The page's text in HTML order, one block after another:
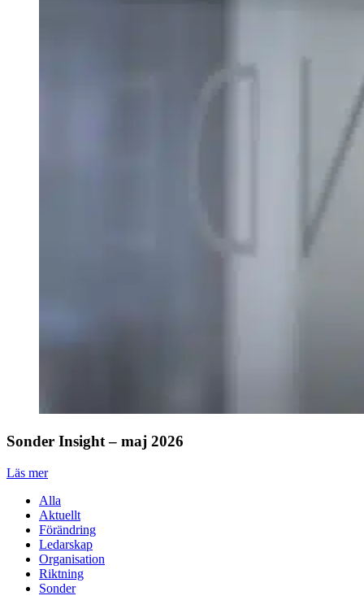
Sonder Insight – maj 2026
Läs mer
Alla
Aktuellt
Förändring
Ledarskap
Organisation
Riktning
Sonder